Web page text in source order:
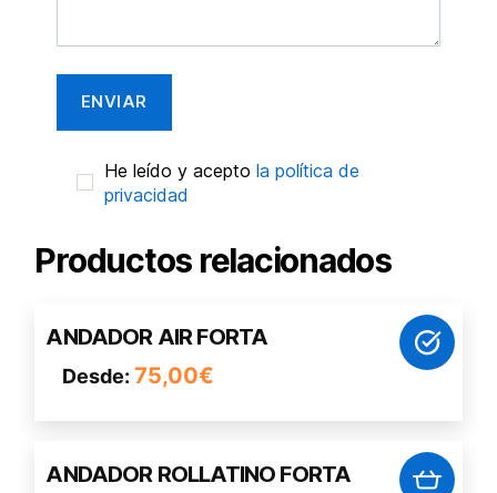
He leído y aceptola política de
privacidad
Productos relacionados
ANDADOR AIR FORTA
Desde:75,00€
Este
tiene
Las
ANDADOR ROLLATINO FORTA